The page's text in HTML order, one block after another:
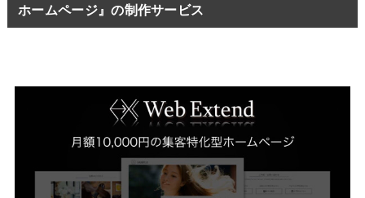
ホームページ』の制作サービス